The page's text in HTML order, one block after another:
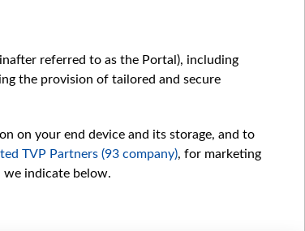
referred to as the Portal), including
the provision of tailored and secure
on your end device and its storage, and to
TVP Partners (93 company), for marketing
we indicate below.